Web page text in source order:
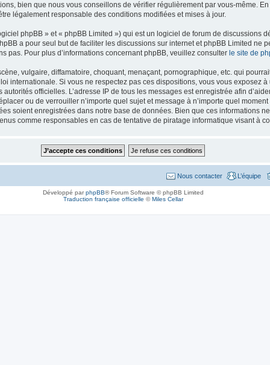
bien que nous vous conseillons de vérifier régulièrement par vous-même.
légalement responsable des conditions modifiées et mises à jour.
phpBB » et « phpBB Limited ») qui est un logiciel de forum de discussions
a pour seul but de faciliter les discussions sur internet et phpBB Limited ne
pas. Pour plus d’informations concernant phpBB, veuillez consulter le site de
vulgaire, diffamatoire, choquant, menaçant, pornographique, etc. qui
internationale. Si vous ne respectez pas ces dispositions, vous vous exposez
officielles. L’adresse IP de tous les messages est enregistrée afin
ou de verrouiller n’importe quel sujet et message à n’importe quel
soient enregistrées dans notre base de données. Bien que ces informations
comme responsables en cas de tentative de piratage informatique visant à
L’équipe
Nous contacter
Développé parphpBB® Forum Software © phpBB Limited
Traduction française officielle ©Miles Cellar